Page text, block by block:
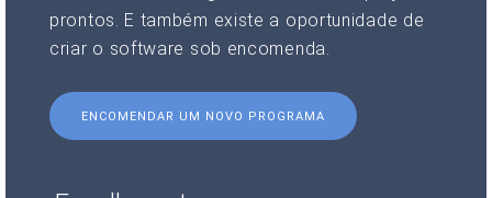
prontos. E também existe a oportunidade de
criar o software sob encomenda.
ENCOMENDAR UM NOVO PROGRAMA